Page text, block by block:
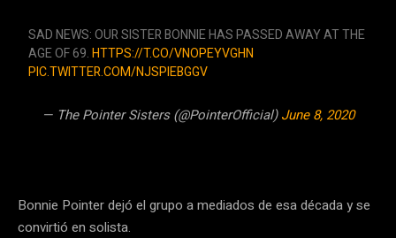
SAD NEWS: OUR SISTER BONNIE HAS PASSED AWAY AT THE
AGE OF 69.HTTPS://T.CO/VNOPEYVGHN
PIC.TWITTER.COM/NJSPIEBGGV
— The Pointer Sisters (@PointerOfficial)June 8, 2020
Bonnie Pointer dejó el grupo a mediados de esa década y se
convirtió en solista.